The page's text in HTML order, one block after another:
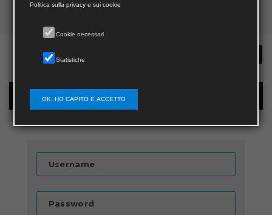
New user registration
Username
Password
Politica sulla privacy e sui cookie
Cookie necessari
Statistiche
OK, HO CAPITO E ACCETTO